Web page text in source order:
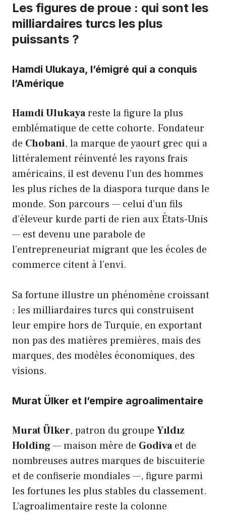
Les figures de proue : qui sont les
milliardaires turcs les plus
puissants ?
Hamdi Ulukaya, l’émigré qui a conquis
l’Amérique
Hamdi Ulukayareste la figure la plus
emblématique de cette cohorte. Fondateur
de Chobani, la marque de yaourt grec qui a
littéralement réinventé les rayons frais
américains, il est devenu l’un des hommes
les plus riches de la diaspora turque dans le
monde. Son parcours — celui d’un fils
d’éleveur kurde parti de rien aux États-Unis
— est devenu une parabole de
l’entrepreneuriat migrant que les écoles de
commerce citent à l’envi.
Sa fortune illustre un phénomène croissant
: les milliardaires turcs qui construisent
leur empire hors de Turquie, en exportant
non pas des matières premières, mais des
marques, des modèles économiques, des
visions.
Murat Ülker et l’empire agroalimentaire
Murat Ülker, patron du groupe Yıldız
Holding— maison mère de Godivaet de
nombreuses autres marques de biscuiterie
et de confiserie mondiales —, figure parmi
les fortunes les plus stables du classement.
L’agroalimentaire reste la colonne